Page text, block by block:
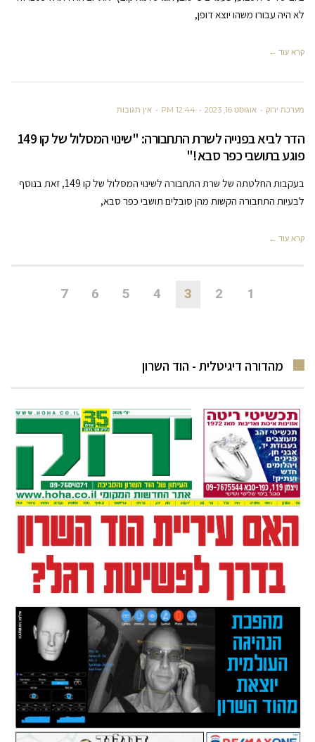
לא היה עבורו משהו יוצא דופן,
קרא עוד ←
מערכת ירוק אוגוסט 16, 2023 12:44 PM אין תגובות
הדר לביא בפנייה לשרת התחבורה: "שינוי המסלול של קו 149
פוגע בתושבי כפר סבא!"
בעקבות החלטתה של שרת התחבורה לשינוי המסלול של קו 149, זאת בנוסף
לבעיות התחבורה הקשות מהן סובלים תושבי כפר סבא,
קרא עוד ←
1
2
3
4
5
6
7
מהדורה דיגיטלית - הוד השרון